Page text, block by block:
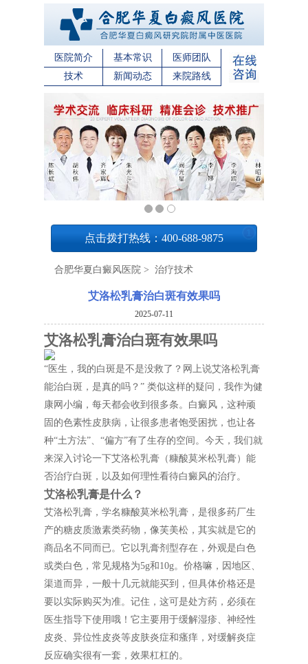
医院简介 基本常识
医师团队
技术
新闻动态 来院路线
点击拨打热线：400-688-9875
合肥华夏白癜风医院 > 治疗技术
艾洛松乳膏治白斑有效果吗
2025-07-11
艾洛松乳膏治白斑有效果吗
“医生，我的白斑是不是没救了？网上说艾洛松乳膏
能治白斑，是真的吗？” 类似这样的疑问，我作为健
康网小编，每天都会收到很多条。白癜风，这种顽
固的色素性皮肤病，让很多患者饱受困扰，也让各
种“土方法”、“偏方”有了生存的空间。今天，我们就
来深入讨论一下艾洛松乳膏（糠酸莫米松乳膏）能
否治疗白斑，以及如何理性看待白癜风的治疗。
艾洛松乳膏是什么？
艾洛松乳膏，学名糠酸莫米松乳膏，是很多药厂生
产的糖皮质激素类药物，像芙美松，其实就是它的
商品名不同而已。它以乳膏剂型存在，外观是白色
或类白色，常见规格为5g和10g。价格嘛，因地区、
渠道而异，一般十几元就能买到，但具体价格还是
要以实际购买为准。记住，这可是处方药，必须在
医生指导下使用哦！它主要用于缓解湿疹、神经性
皮炎、异位性皮炎等皮肤炎症和瘙痒，对缓解炎症
反应确实很有一套，效果杠杠的。